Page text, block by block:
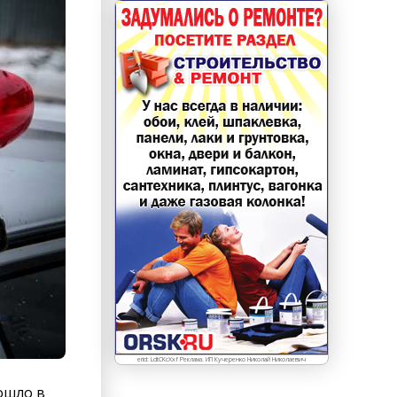
в
erid: LdtCKcXxf Реклама. ИП Кучеренко Николай Николаевич